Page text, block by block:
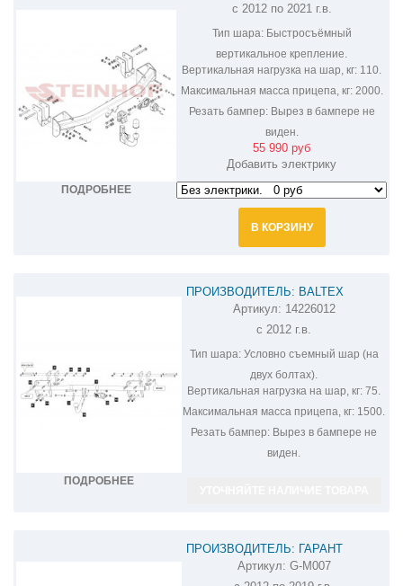
ПОДРОБНЕЕ
M-358
с 2012 по 2021 г.в.
Тип шара:Быстросъёмный
вертикальное крепление.
Вертикальная нагрузка на шар, кг: 110.
Максимальная масса прицепа, кг:2000.
Резать бампер:Вырез в бампере не
виден.
55 990 руб
Добавить электрику
В КОРЗИНУ
ПОДРОБНЕЕ
ПРОИЗВОДИТЕЛЬ: BALTEX
ФАРКОП НА MITSUBISHI OUTLANDER
14226012
Артикул: 14226012
с 2012 г.в.
Тип шара:Условно съемный шар (на
двух болтах).
Вертикальная нагрузка на шар, кг: 75.
Максимальная масса прицепа, кг: 1500.
Резать бампер: Вырез в бампере не
виден.
ПРОИЗВОДИТЕЛЬ: ГАРАНТ
ФАРКОП НА MITSUBISHI OUTLANDER
Артикул: G-M007